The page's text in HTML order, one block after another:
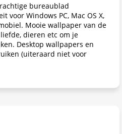
bureaublad
voor Windows PC, Mac OS X,
Mooie wallpaper van de
dieren etc om je
Desktop wallpapers en
(uiteraard niet voor